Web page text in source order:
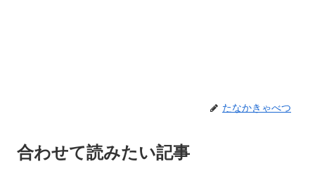
たなかきゃべつ
合わせて読みたい記事